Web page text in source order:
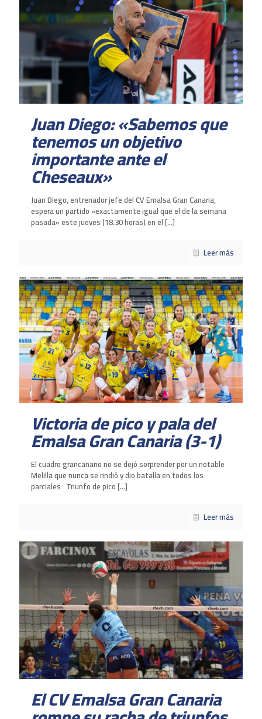
Juan Diego: «Sabemos que
tenemos un objetivo
importante ante el
Cheseaux»
Juan Diego, entrenador jefe del CV Emalsa Gran Canaria,
espera un partido «exactamente igual que el de la semana
pasada» este jueves (18.30 horas) en el[…]
Leer más
Victoria de pico y pala del
Emalsa Gran Canaria (3-1)
El cuadro grancanario no se dejó sorprender por un notable
Melilla que nunca se rindió y dio batalla en todos los
parciales Triunfo de pico[…]
Leer más
El CV Emalsa Gran Canaria